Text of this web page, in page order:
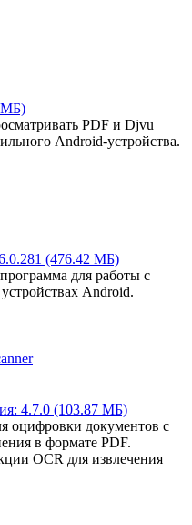
МБ)
PDF и Djvu
Android-устройства.
(476.42 МБ)
для работы с
Android.
4.7.0 (103.87 МБ)
оцифровки документов с
в формате PDF.
OCR для извлечения